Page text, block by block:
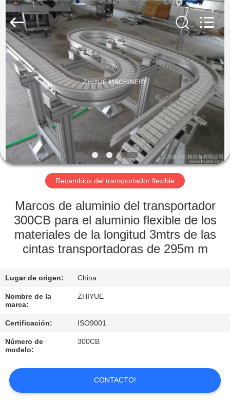
EN
CASA
PRODUCTOS
SOBRE
NOSOTROS
RECORRIDO
POR
LA
FÁBRICA
DE
CALIDAD
CONTACTA
CON
NOSOTROS
Machinery
Rights
Reserved.
Developed
by
ECER
Recambios del transportador flexible
Marcos de aluminio del transportador
300CB para el aluminio flexible de los
materiales de la longitud 3mtrs de las
cintas transportadoras de 295m m
Lugar de origen: China
Nombre de la
marca:
ZHIYUE
Certificación: ISO9001
Número de
modelo:
300CB
CONTACTO!